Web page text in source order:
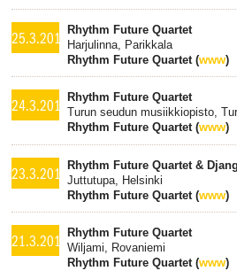
25.3.2015Rhythm Future Quartet
Harjulinna, Parikkala
Rhythm Future Quartet (www)
24.3.2015Rhythm Future Quartet
Turun seudun musiikkiopisto,
Rhythm Future Quartet (www)
23.3.2015Rhythm Future Quartet &
Juttutupa, Helsinki
Rhythm Future Quartet (www)
21.3.2015Rhythm Future Quartet
Wiljami, Rovaniemi
Rhythm Future Quartet (www)